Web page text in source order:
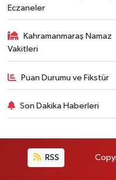
Eczaneler
Kahramanmaraş Namaz
Vakitleri
Puan Durumu ve Fikstür
Son Dakika Haberleri
RSS